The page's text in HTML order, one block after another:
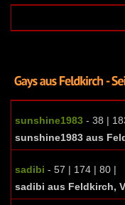
sunshine1983 - 38 |
sunshine1983 aus
sadibi - 57 | 174 | 80 |
sadibi aus Feldkirch,